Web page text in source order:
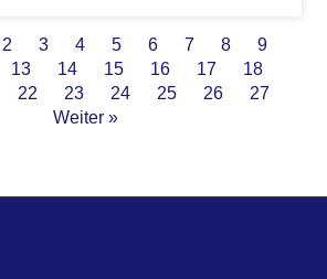
2 3 4 5 6 7 8
9
13 14 15 16 17
18
22 23 24 25 26
27
Weiter »